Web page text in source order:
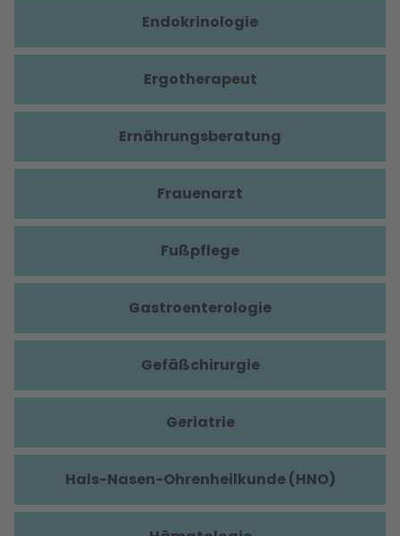
Endokrinologie
Ergotherapeut
Ernährungsberatung
Frauenarzt
Fußpflege
Gastroenterologie
Gefäßchirurgie
Geriatrie
Hals-Nasen-Ohrenheilkunde (HNO)